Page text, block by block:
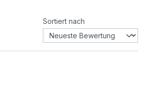
Sortiert nach